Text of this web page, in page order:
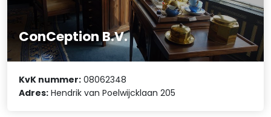
ConCeption B.V.
KvK nummer: 08062348
Adres: Hendrik van Poelwijcklaan 205